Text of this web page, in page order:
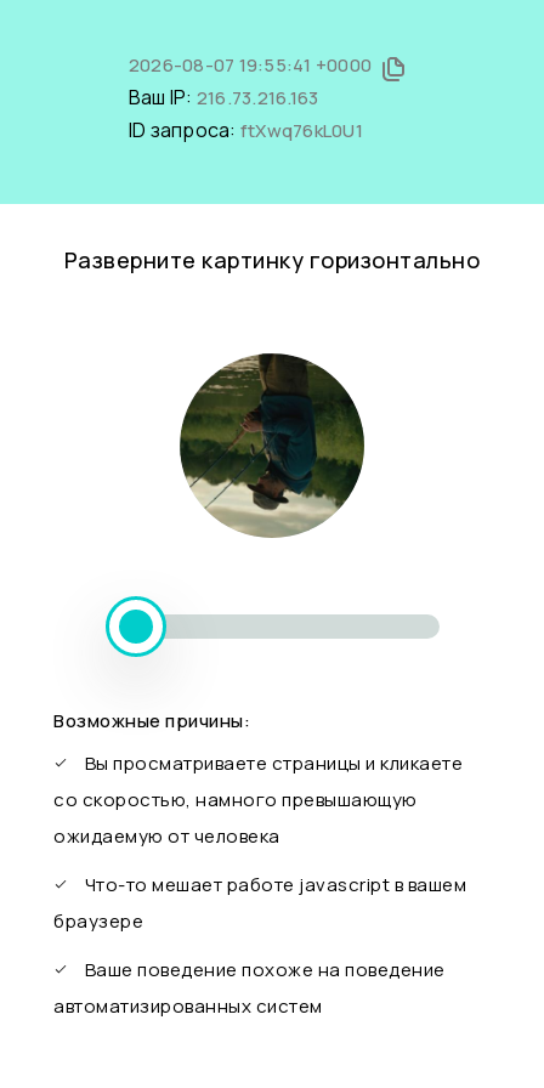
2026-08-07 19:55:41 +0000
Ваш IP: 216.73.216.163
ID запроса: ftXwq76kL0U1
Разверните картинку горизонтально
Возможные причины:
Вы просматриваете страницы и кликаете
со скоростью, намного превышающую
ожидаемую от человека
Что-то мешает работе javascript в вашем
браузере
Ваше поведение похоже на поведение
автоматизированных систем